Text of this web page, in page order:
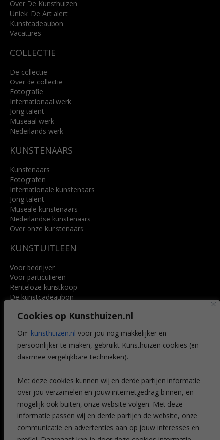
Cookies op Kunsthuizen.nl
Om kunsthuizen.nl voor jou nog makkelijker en
persoonlijker te maken, gebruikt Kunsthuizen cookies (en
daarmee vergelijkbare technieken).
Met deze cookies kunnen wij en derde partijen informatie
over jou verzamelen en jouw internetgedrag binnen, en
mogelijk ook buiten, onze website volgen. Met deze
informatie passen wij en derde partijen de website, onze
communicatie en advertenties aan op jouw interesses en
info@kunsthuisbreda.nl
Lees meer
Over De Kunsthuizen
Uniek! De Art alert
Kunstcadeaubon
Vacatures
COLLECTIE
De collectie
Over de collectie
Fotografie
Internationaal werk
Jong talent
Museaal werk
Nederlands werk
KUNSTENAARS
Kunstenaars
Fotografen
Internationale kunstenaars
Jong talent
Museale kunstenaars
Nederlandse kunstenaars
Over onze kunstenaars
KUNSTUITLEEN
Voor bedrijven
Voor particulieren
Renteloze kunstkoop
De kunstcadeaubon
Voordelen
Veelgestelde vragen
CONTACT
Leiden
Amsterdam
Breda
Favorieten
Mijn art alert